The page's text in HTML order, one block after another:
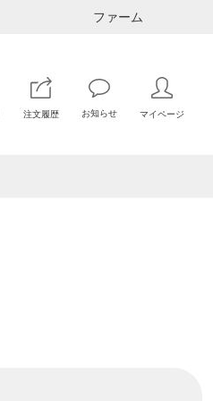
ファーム
注文履歴 お知らせ マイページ